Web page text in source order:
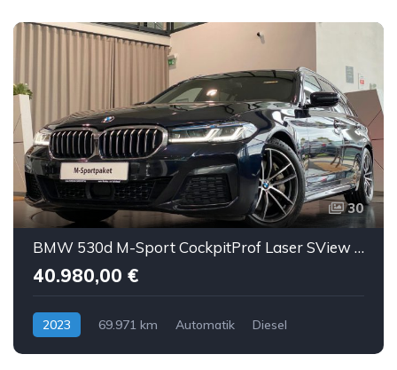
30
BMW 530d M-Sport CockpitProf Laser SView HUD H&K ACC
40.980,00 €
2023 69.971 km Automatik Diesel